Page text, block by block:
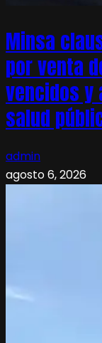
Minsa
por venta
vencidos y
salud
admin
agosto 6, 2026